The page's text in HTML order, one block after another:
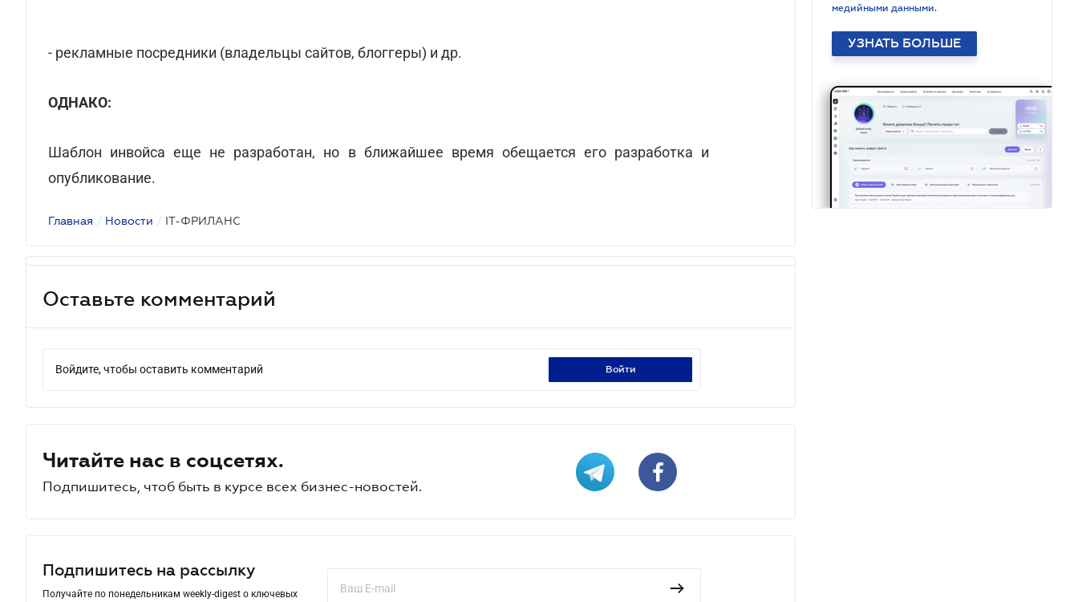
- рекламные посредники (владельцы сайтов, блоггеры) и др.
ОДНАКО:
Шаблон инвойса еще не разработан, но в ближайшее время обещается его разработка и
опубликование.
Главная / Новости / IT-ФРИЛАНС
Оставьте комментарий
Войдите, чтобы оставить комментарий войти
Читайте нас в соцсетях.
Подпишитесь, чтоб быть в курсе всех бизнес-новостей.
Подпишитесь на рассылку
Получайте по понедельникам weekly-digest о ключевых
медийными данными.
УЗНАТЬ БОЛЬШЕ